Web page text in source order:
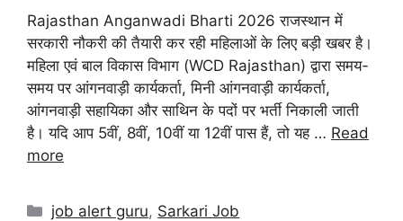
Rajasthan Anganwadi Bharti 2026 राजस्थान में
सरकारी नौकरी की तैयारी कर रही महिलाओं के लिए बड़ी खबर है।
महिला एवं बाल विकास विभाग (WCD Rajasthan) द्वारा समय-
समय पर आंगनवाड़ी कार्यकर्ता, मिनी आंगनवाड़ी कार्यकर्ता,
आंगनवाड़ी सहायिका और साथिन के पदों पर भर्ती निकाली जाती
है। यदि आप 5वीं, 8वीं, 10वीं या 12वीं पास हैं, तो यह … Read
more
job alert guru, Sarkari Job